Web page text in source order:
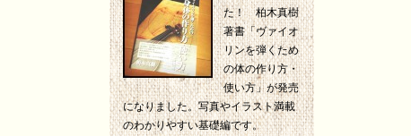
た！ 柏木真樹
著書「ヴァイオ
リンを弾くため
の体の作り方・
使い方」が発売
になりました。写真やイラスト満載
のわかりやすい基礎編です。